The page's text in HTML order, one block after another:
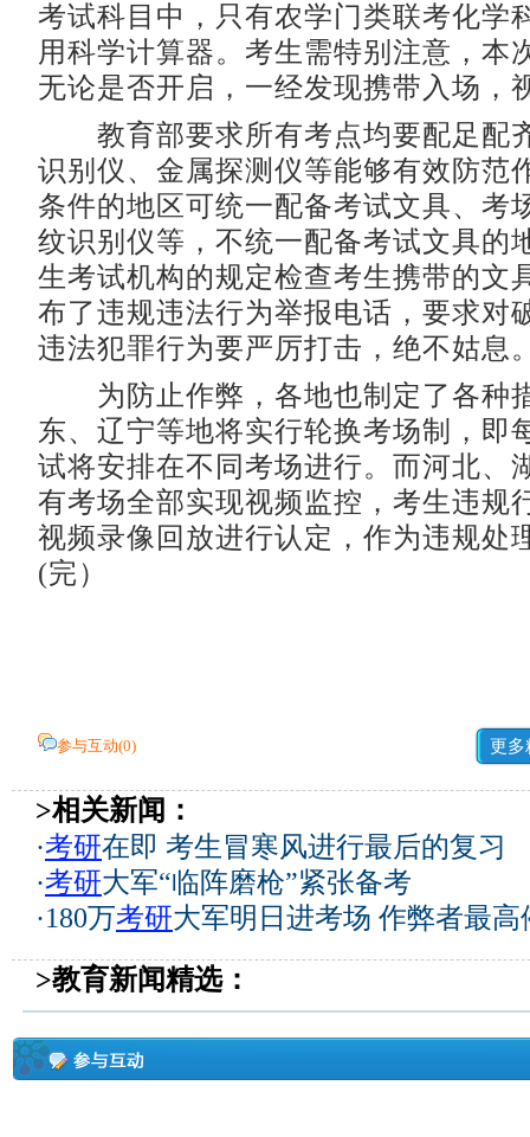
考试科目中，只有农学门类联考化学
用科学计算器。考生需特别注意，本
无论是否开启，一经发现携带入场，
教育部要求所有考点均要配足配
识别仪、金属探测仪等能够有效防范
条件的地区可统一配备考试文具、考
纹识别仪等，不统一配备考试文具的
生考试机构的规定检查考生携带的文
布了违规违法行为举报电话，要求对
违法犯罪行为要严厉打击，绝不姑息
为防止作弊，各地也制定了各种
东、辽宁等地将实行轮换考场制，即
试将安排在不同考场进行。而河北、
有考场全部实现视频监控，考生违规
视频录像回放进行认定，作为违规处
(完）
参与互动(0) 更多
>相关新闻：
·考研在即 考生冒寒风进行最后的复习
·考研大军“临阵磨枪”紧张备考
·180万考研大军明日进考场 作弊者最高
>教育新闻精选：